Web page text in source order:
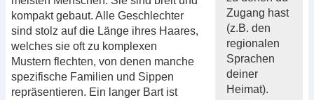
Zugang hast
(z.B. den
regionalen
Sprachen
deiner
Heimat).
kompakt gebaut. Alle Geschlechter
sind stolz auf die Länge ihres Haares,
welches sie oft zu komplexen
Mustern flechten, von denen manche
spezifische Familien und Sippen
repräsentieren. Ein langer Bart ist